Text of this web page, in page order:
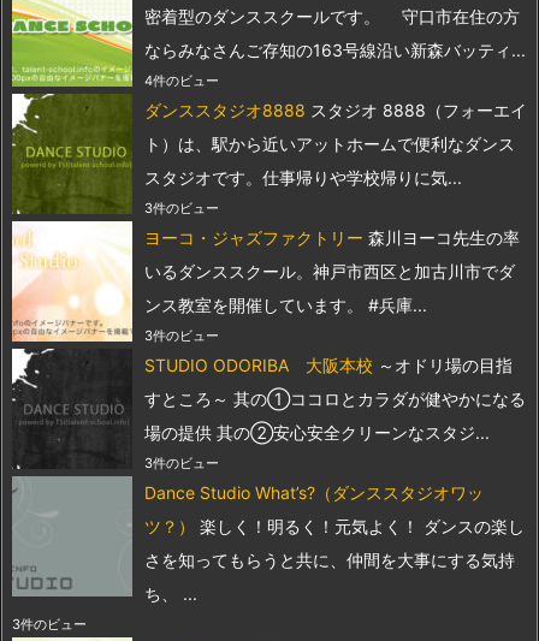
密着型のダンススクールです。 守口市在住の方
ならみなさんご存知の163号線沿い新森バッティ...
4件のビュー
ダンススタジオ8888 スタジオ 8888（フォーエイ
ト）は、駅から近いアットホームで便利なダンス
スタジオです。仕事帰りや学校帰りに気...
3件のビュー
ヨーコ・ジャズファクトリー 森川ヨーコ先生の率
いるダンススクール。神戸市西区と加古川市でダ
ンス教室を開催しています。 #兵庫...
3件のビュー
STUDIO ODORIBA 大阪本校 ～オドリ場の目指
すところ～ 其の①ココロとカラダが健やかになる
場の提供 其の②安心安全クリーンなスタジ...
3件のビュー
Dance Studio What’s?（ダンススタジオワッ
ツ？）
楽しく！明るく！元気よく！ ダンスの楽し
さを知ってもらうと共に、仲間を大事にする気持
ち、 ...
3件のビュー